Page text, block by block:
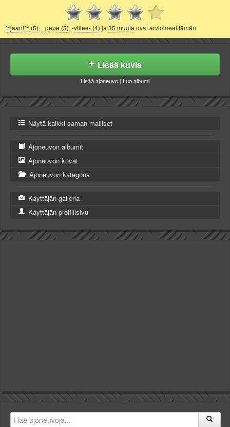
^^jaani^^ (5), _pepe (5),-villee- (4) ja35 muutaovat arvioineet tämän
Lisää kuvia
Lisää ajoneuvo | Luo albumi
Näytä kaikki saman malliset
Ajoneuvon albumit
Ajoneuvon kuvat
Ajoneuvon kategoria
Käyttäjän galleria
Käyttäjän profiilisivu